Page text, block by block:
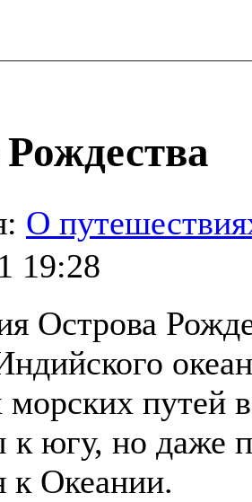
О
19:28
Острова
путей
югу, но даже
к Океании.